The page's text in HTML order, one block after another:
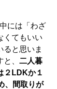
には「わざ
くてもいい
ると思いま
、 二人暮
２LDKか１
、間取りが